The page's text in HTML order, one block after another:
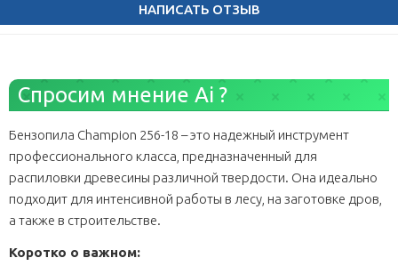
НАПИСАТЬ ОТЗЫВ
Бензопила Champion 256-18 – это надежный инструмент
профессионального класса, предназначенный для
распиловки древесины различной твердости. Она идеально
подходит для интенсивной работы в лесу, на заготовке дров,
а также в строительстве.
Коротко о важном: